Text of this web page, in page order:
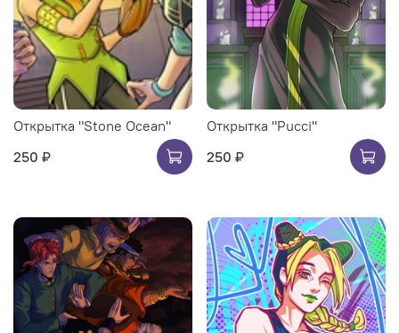
Открытка "Stone Ocean"
250 ₽
Открытка "Pucci"
250 ₽